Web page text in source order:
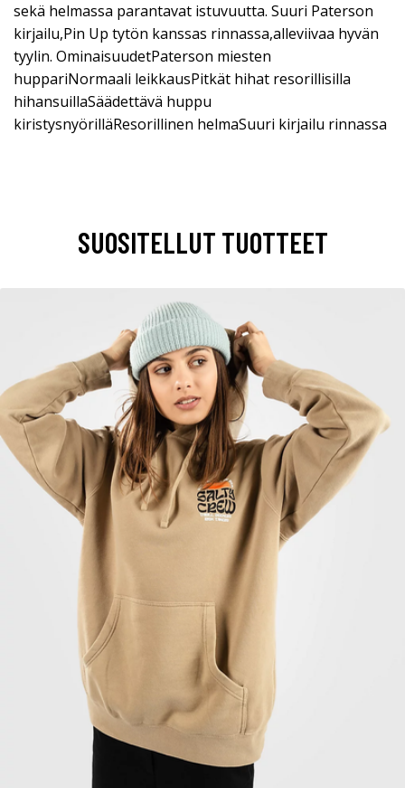
sekä helmassa parantavat istuvuutta. Suuri Paterson
kirjailu,Pin Up tytön kanssas rinnassa,alleviivaa hyvän
tyylin. OminaisuudetPaterson miesten
huppariNormaali leikkausPitkät hihat resorillisilla
hihansuillaSäädettävä huppu
kiristysnyörilläResorillinen helmaSuuri kirjailu rinnassa
SUOSITELLUT TUOTTEET